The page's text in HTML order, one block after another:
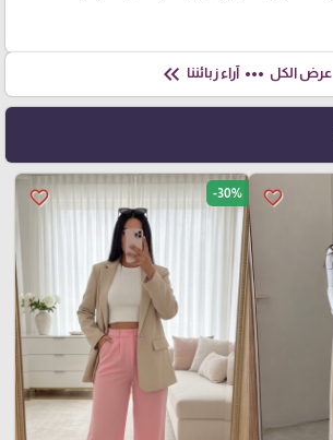
عرض الكل more_horiz آراء زبائننا keyboard_double_arrow_left
favorite_border
favorite_border -30%